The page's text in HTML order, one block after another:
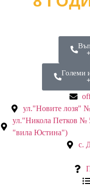
Големи
ул."Новите лозя"
ул."Никола Петков №
"вила Юстина")
с.